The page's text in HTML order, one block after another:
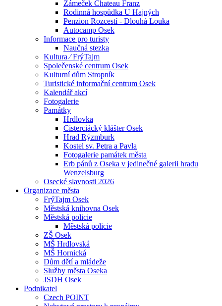
Zámeček Chateau Franz
Rodinná hospůdka U Hajných
Penzion Rozcestí - Dlouhá Louka
Autocamp Osek
Informace pro turisty
Naučná stezka
Kultura ⁄ FrýTajm
Společenské centrum Osek
Kulturní dům Stropník
Turistické informační centrum Osek
Kalendář akcí
Fotogalerie
Památky
Hrdlovka
Cisterciácký klášter Osek
Hrad Rýzmburk
Kostel sv. Petra a Pavla
Fotogalerie památek města
Erb pánů z Oseka v jedinečné galerii hradu
Wenzelsburg
Osecké slavnosti 2026
Organizace města
FrýTajm Osek
Městská knihovna Osek
Městská policie
Městská policie
ZŠ Osek
MŠ Hrdlovská
MŠ Hornická
Dům dětí a mládeže
Služby města Oseka
JSDH Osek
Podnikatel
Czech POINT